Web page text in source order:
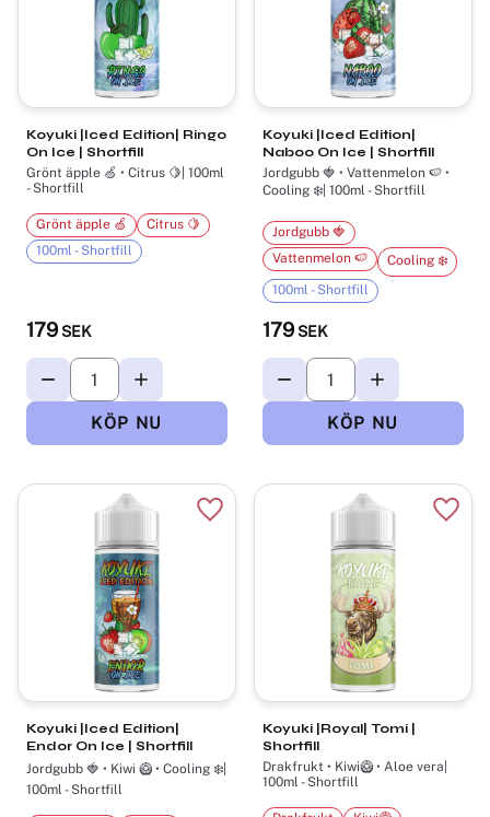
Koyuki |Iced Edition| Ringo
On Ice | Shortfill
Grönt äpple 🍏 • Citrus 🍋| 100ml
- Shortfill
179 SEK
Grönt äpple 🍏
Citrus 🍋
100ml - Shortfill
Koyuki |Iced Edition|
Naboo On Ice | Shortfill
Jordgubb 🍓 • Vattenmelon 🍉 •
Cooling ❄️| 100ml - Shortfill
179 SEK
Jordgubb 🍓
Vattenmelon 🍉
Cooling ❄️
100ml - Shortfill
Koyuki |Iced Edition|
Endor On Ice | Shortfill
Jordgubb 🍓 • Kiwi 🥝 • Cooling ❄️|
100ml - Shortfill
Lägg till i favoriter
Koyuki |Royal| Tomi |
Shortfill
Drakfrukt • Kiwi🥝 • Aloe vera|
100ml - Shortfill